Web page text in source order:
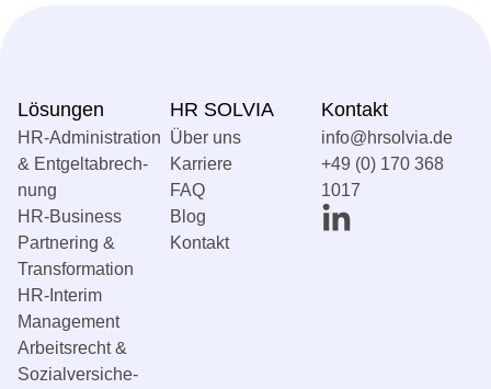
Lösungen
HR-Administration
& Entgelt­abrech­
nung
HR-Business
Partnering &
Transformation
HR-Interim
Management
Arbeitsrecht &
Sozial­versiche­
HR SOLVIA
Über uns
Karriere
FAQ
Blog
Kontakt
Kontakt
info@hrsolvia.de
+49 (0) 170 368
1017